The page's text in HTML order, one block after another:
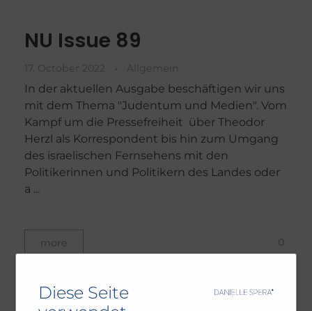
NU Issue 89
17. October 2022 Allgemein
In der aktuellen Ausgabe beschäftigen wir uns
mit dem Thema "Judentum und Medien". Vom
Kampf um die Pressefreiheit über Theodor
Herzl als Korrespondent bis hin zum Umgang
des israelischen Fernsehens mit den
Politikerinnen und Politikern des Landes oder
a ...
more 0
Diese Seite